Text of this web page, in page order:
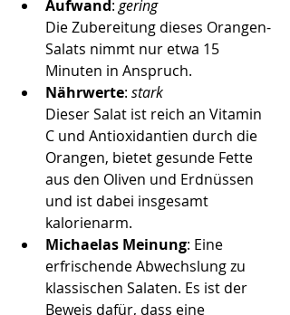
Aufwand: gering
Die Zubereitung dieses Orangen-
Salats nimmt nur etwa 15
Minuten in Anspruch.
Nährwerte: stark
Dieser Salat ist reich an Vitamin
C und Antioxidantien durch die
Orangen, bietet gesunde Fette
aus den Oliven und Erdnüssen
und ist dabei insgesamt
kalorienarm.
Michaelas Meinung: Eine
erfrischende Abwechslung zu
klassischen Salaten. Es ist der
Beweis dafür, dass eine